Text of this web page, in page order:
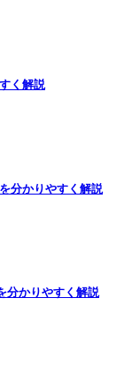
く解説
分かりやすく解説
分かりやすく解説